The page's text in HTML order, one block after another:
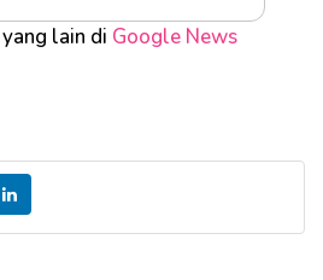
lain di Google News